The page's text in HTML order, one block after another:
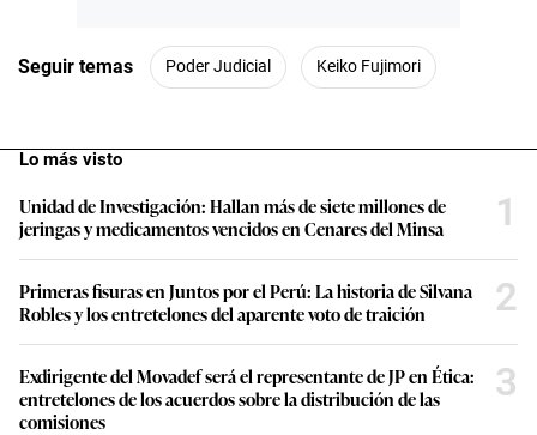
Seguir temas Poder Judicial Keiko Fujimori
Lo más visto
Unidad de Investigación: Hallan más de siete millones de
jeringas y medicamentos vencidos en Cenares del Minsa
1
Primeras fisuras en Juntos por el Perú: La historia de Silvana
Robles y los entretelones del aparente voto de traición
2
Exdirigente del Movadef será el representante de JP en Ética:
entretelones de los acuerdos sobre la distribución de las
comisiones
3